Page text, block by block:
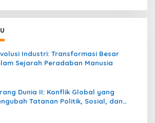
Industri: Transformasi Besar
Sejarah Peradaban Manusia
Dunia II: Konflik Global yang
Tatanan Politik, Sosial, dan